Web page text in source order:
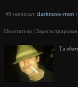
#9 написал: darkness-men
Посетители |
Та